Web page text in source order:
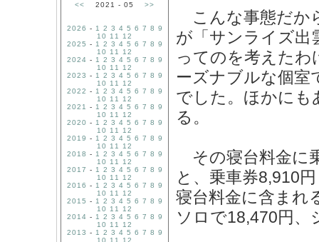
<< 2021 - 05 >>
2026 - 1 2 3 4 5 6 7 8 9
10
11
12
2025 - 1 2 3 4 5 6 7 8 9
10
11
12
2024 - 1 2 3 4 5 6 7 8 9
10
11
12
2023 - 1 2 3 4 5 6 7 8 9
10
11
12
2022 - 1 2 3 4 5 6 7 8 9
10
11
12
2021
- 1 2 3 4 5 6 7 8 9
10
11
12
2020 - 1 2 3 4 5 6 7 8 9
10
11
12
2019 - 1 2 3 4 5 6 7 8 9
10
11
12
2018 - 1 2 3 4 5 6 7 8 9
10
11
12
2017 - 1 2 3 4 5 6 7 8 9
10
11
12
2016 - 1 2 3 4 5 6 7 8 9
10
11
12
2015 - 1 2 3 4 5 6 7 8 9
10
11
12
2014 - 1 2 3 4 5 6 7 8 9
10
11
12
2013 - 1 2 3 4 5 6 7 8 9
10
11
12
こんな事態だか
が「サンライズ出
ってのを考えたわ
ーズナブルな個室
でした。ほかにも
る。
その寝台料金に
と、乗車券8,910
寝台料金に含まれ
ソロで18,470円、